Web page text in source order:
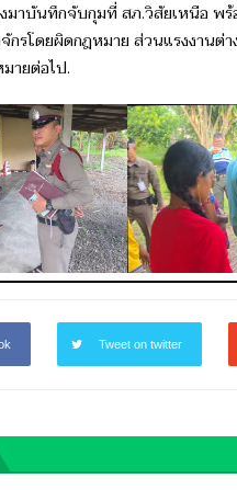
มาบันทึกจับกุมที่ สภ.วิสัยเหนือ พ
กรโดยผิดกฎหมาย ส่วนแรงงานต่
ายต่อไป.
Tweet on twitter